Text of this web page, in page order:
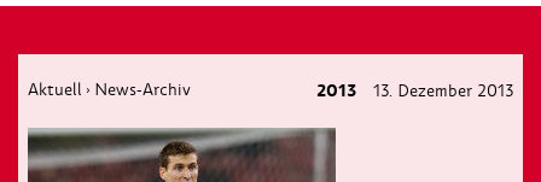
Aktuell › News-Archiv 2013 13. Dezember 2013